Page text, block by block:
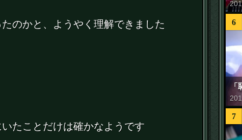
のかと、ようやく理解できました
たことだけは確かなようです
6
「
7